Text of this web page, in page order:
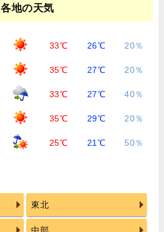
各地の天気
33℃ 26℃ 20％
35℃ 27℃ 20％
33℃ 27℃ 40％
35℃ 29℃ 20％
25℃ 21℃ 50％
東北
中部